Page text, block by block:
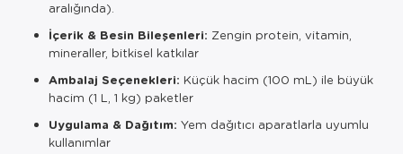
aralığında).
İçerik & Besin Bileşenleri: Zengin protein, vitamin,
mineraller, bitkisel katkılar
Ambalaj Seçenekleri: Küçük hacim (100 mL) ile büyük
hacim (1 L, 1 kg) paketler
Uygulama & Dağıtım: Yem dağıtıcı aparatlarla uyumlu
kullanımlar